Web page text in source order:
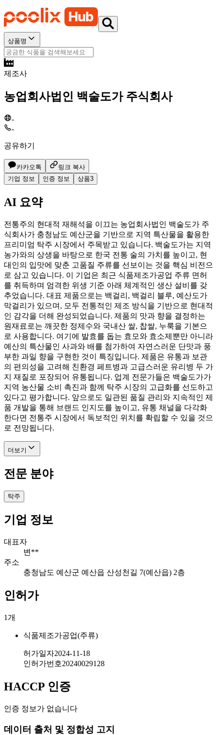
상품명
제조사
농업회사법인 백술도가 주식회사
-
-
공유하기
카카오톡
링크 복사
기업 정보
인증 정보 상품3
AI 요약
전통주의 현대적 재해석을 이끄는 농업회사법인 백술도가 주
식회사가 충청남도 예산군을 기반으로 지역 특산물을 활용한
프리미엄 탁주 시장에서 주목받고 있습니다. 백술도가는 지역
농가와의 상생을 바탕으로 한국 전통 술의 가치를 높이고, 현
대인의 입맛에 맞춘 고품질 주류를 선보이는 것을 핵심 비전으
로 삼고 있습니다. 이 기업은 최근 식품제조가공업 주류 면허
를 취득하며 엄격한 위생 기준 아래 체계적인 생산 설비를 갖
추었습니다. 대표 제품으로는 백걸리, 백걸리 블루, 예산도가
막걸리가 있으며, 모두 전통적인 제조 방식을 기반으로 현대적
인 감각을 더해 완성되었습니다. 제품의 맛과 향을 결정하는
원재료로는 깨끗한 정제수와 국내산 쌀, 찹쌀, 누룩을 기본으
로 사용합니다. 여기에 발효를 돕는 효모와 효소제뿐만 아니라
예산의 특산물인 사과와 배를 첨가하여 자연스러운 단맛과 풍
부한 과일 향을 구현한 것이 특징입니다. 제품은 유통과 보관
의 편의성을 고려해 친환경 페트병과 고급스러운 유리병 두 가
지 재질로 포장되어 유통됩니다. 업계 전문가들은 백술도가가
지역 농산물 소비 촉진과 함께 탁주 시장의 고급화를 선도하고
있다고 평가합니다. 앞으로도 일관된 품질 관리와 지속적인 제
품 개발을 통해 브랜드 인지도를 높이고, 유통 채널을 다각화
한다면 전통주 시장에서 독보적인 위치를 확립할 수 있을 것으
로 전망됩니다.
더보기
전문 분야
탁주
기업 정보
대표자
변**
주소
충청남도 예산군 예산읍 산성천길 7(예산읍) 2층
인허가
1개
식품제조가공업(주류)
허가일자2024-11-18
인허가번호20240029128
HACCP 인증
인증 정보가 없습니다
데이터 출처 및 정합성 고지